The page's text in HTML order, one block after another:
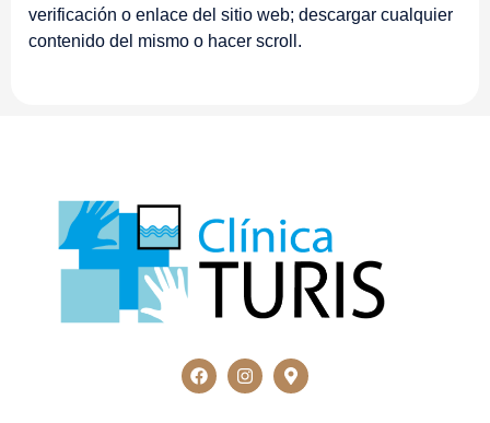
verificación o enlace del sitio web; descargar cualquier
contenido del mismo o hacer scroll.